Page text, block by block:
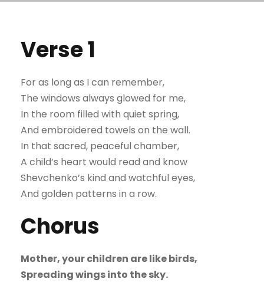
Verse 1
For as long as I can remember,
The windows always glowed for me,
In the room filled with quiet spring,
And embroidered towels on the wall.
In that sacred, peaceful chamber,
A child’s heart would read and know
Shevchenko’s kind and watchful eyes,
And golden patterns in a row.
Chorus
Mother, your children are like birds,
Spreading wings into the sky.